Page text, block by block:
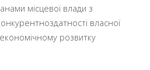
місцевої влади з
власної
економічному розвитку